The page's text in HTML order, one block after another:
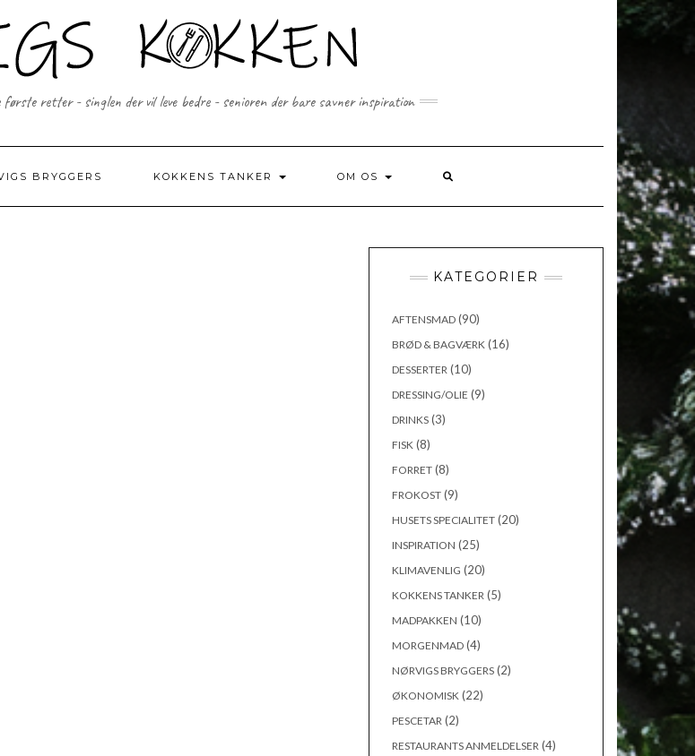
retter - singlen der vil leve bedre - senioren der bare savner inspiration
BRYGGERS KOKKENS TANKER OM OS
KATEGORIER
AFTENSMAD(90)
BRØD & BAGVÆRK (16)
DESSERTER (10)
DRESSING/OLIE (9)
DRINKS(3)
FISK (8)
FORRET(8)
FROKOST(9)
HUSETS SPECIALITET(20)
INSPIRATION (25)
KLIMAVENLIG (20)
KOKKENS TANKER (5)
MADPAKKEN (10)
MORGENMAD(4)
NØRVIGS BRYGGERS(2)
ØKONOMISK (22)
PESCETAR (2)
RESTAURANTS ANMELDELSER (4)